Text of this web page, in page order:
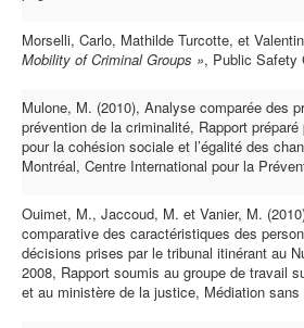
Morselli, Carlo, Mathilde Turcotte, et
Mobility of Criminal Groups », Public Safety
Mulone, M. (2010), Analyse comparée des
prévention de la criminalité, Rapport préparé
pour la cohésion sociale et l’égalité des
Montréal, Centre International pour la
Ouimet, M., Jaccoud, M. et Vanier, M.
comparative des caractéristiques des
décisions prises par le tribunal itinérant au
2008, Rapport soumis au groupe de travail
et au ministère de la justice, Médiation